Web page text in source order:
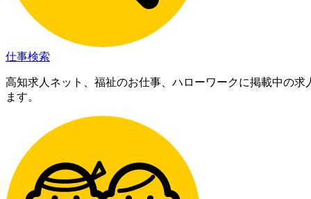
仕事検索
高知求人ネット、福祉のお仕事、ハローワークに掲載中の
ます。